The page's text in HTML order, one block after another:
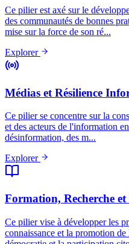
Ce pilier est axé sur le
des communautés de bonnes
mise sur la force de son ré...
Explorer
Médias et Résilience
Ce pilier se concentre sur la
et des acteurs de l'information
désinformation, des m...
Explorer
Formation, Recherche
Ce pilier vise à développer les
connaissance et la promotion